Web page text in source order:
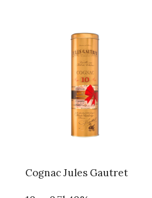
Cognac Jules Gautret